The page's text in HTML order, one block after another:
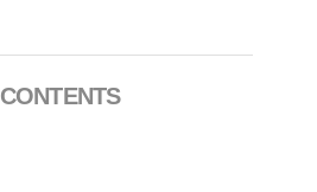
CONTENTS